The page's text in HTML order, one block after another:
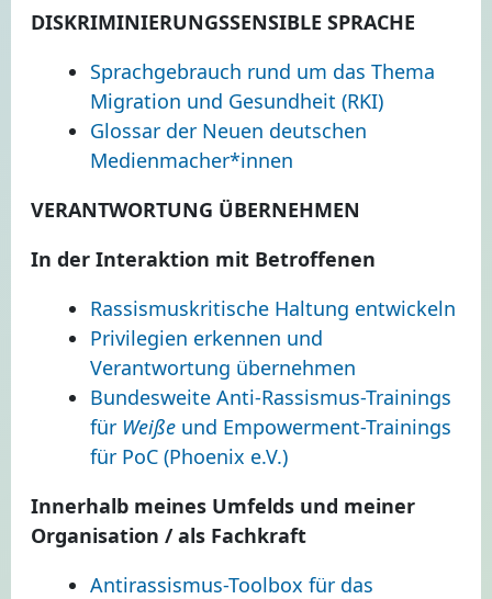
DISKRIMINIERUNGSSENSIBLE SPRACHE
Sprachgebrauch rund um das Thema
Migration und Gesundheit (RKI)
Glossar der Neuen deutschen
Medienmacher*innen
VERANTWORTUNG ÜBERNEHMEN
In der Interaktion mit Betroffenen
Rassismuskritische Haltung entwickeln
Privilegien erkennen und
Verantwortung übernehmen
Bundesweite Anti-Rassismus-Trainings
für Weißeund Empowerment-Trainings
für PoC (Phoenix e.V.)
Innerhalb meines Umfelds und meiner
Organisation / als Fachkraft
Antirassismus-Toolbox für das